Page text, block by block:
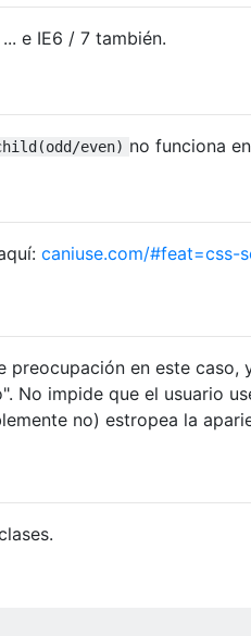
e IE6 / 7 también.
even) no funciona
caniuse.com/#feat=css-
en este caso,
No impide que el usuario
no) estropea la